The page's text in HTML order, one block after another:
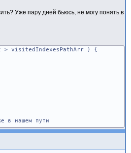
Уже пару дней бьюсь, не могу понять в
> visitedIndexesPathArr ) {
нашем пути